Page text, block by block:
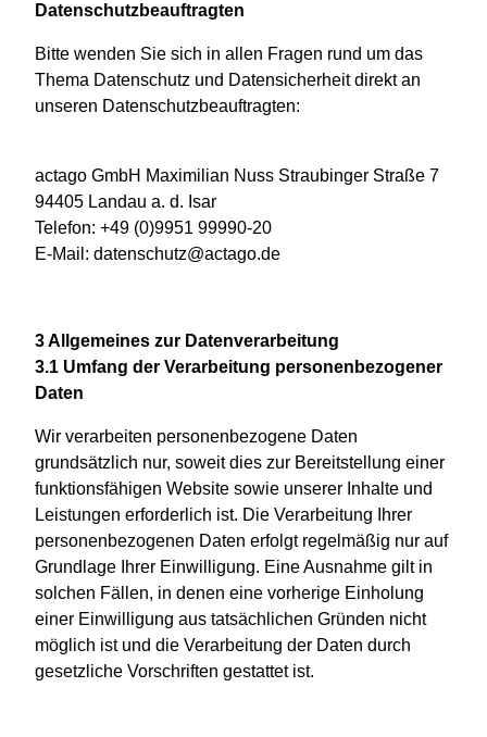
Datenschutzbeauftragten
Bitte wenden Sie sich in allen Fragen rund um das
Thema Datenschutz und Datensicherheit direkt an
unseren Datenschutzbeauftragten:
actago GmbH Maximilian Nuss Straubinger Straße 7
94405 Landau a. d. Isar
Telefon: +49 (0)9951 99990-20
E-Mail: datenschutz@actago.de
3 Allgemeines zur Datenverarbeitung
3.1 Umfang der Verarbeitung personenbezogener
Daten
Wir verarbeiten personenbezogene Daten
grundsätzlich nur, soweit dies zur Bereitstellung einer
funktionsfähigen Website sowie unserer Inhalte und
Leistungen erforderlich ist. Die Verarbeitung Ihrer
personenbezogenen Daten erfolgt regelmäßig nur auf
Grundlage Ihrer Einwilligung. Eine Ausnahme gilt in
solchen Fällen, in denen eine vorherige Einholung
einer Einwilligung aus tatsächlichen Gründen nicht
möglich ist und die Verarbeitung der Daten durch
gesetzliche Vorschriften gestattet ist.